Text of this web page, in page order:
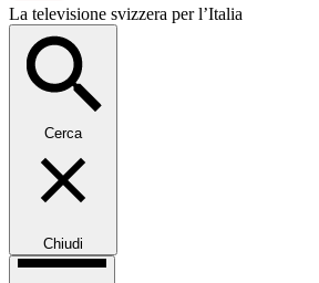
La televisione svizzera per l’Italia
Cerca
Chiudi